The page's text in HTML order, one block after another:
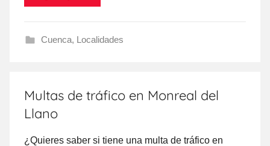
Cuenca, Localidades
Multas de tráfico en Monreal del
Llano
¿Quieres saber ѕi tiene una multa dе tráfico en